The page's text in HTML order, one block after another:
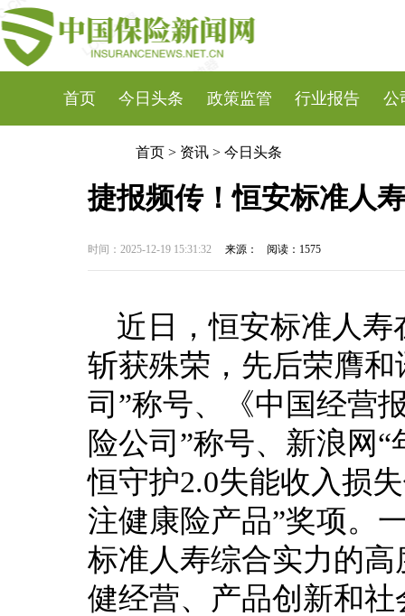
首页 今日头条 政策监管 行业报告 公
首页 > 资讯 > 今日头条
捷报频传！恒安标准人
时间：2025-12-19 15:31:32 来源： 阅读： 1575
近日，恒安标准人
斩获殊荣，先后荣膺
司”称号、《中国经营
险公司”称号、新浪网
恒守护2.0失能收入损
注健康险产品”奖项。
标准人寿综合实力的
健经营、产品创新和